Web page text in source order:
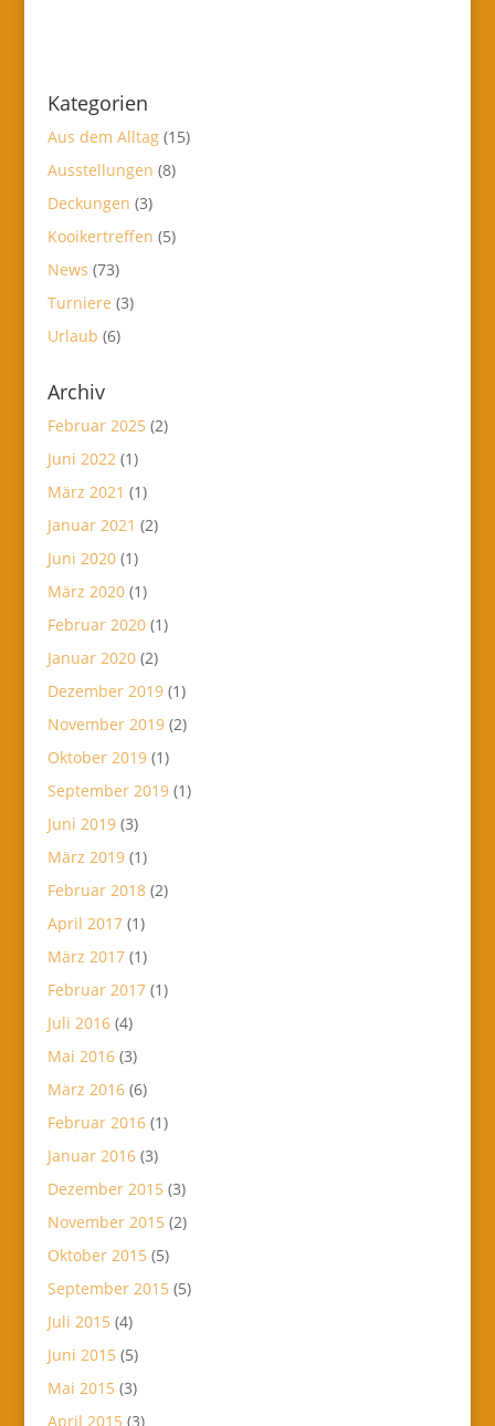
Kategorien
Aus dem Alltag(15)
Ausstellungen (8)
Deckungen (3)
Kooikertreffen (5)
News (73)
Turniere (3)
Urlaub (6)
Archiv
Februar 2025 (2)
Juni 2022(1)
März 2021 (1)
Januar 2021 (2)
Juni 2020(1)
März 2020(1)
Februar 2020(1)
Januar 2020(2)
Dezember 2019(1)
November 2019(2)
Oktober 2019(1)
September 2019(1)
Juni 2019(3)
März 2019(1)
Februar 2018(2)
April 2017(1)
März 2017(1)
Februar 2017(1)
Juli 2016(4)
Mai 2016(3)
März 2016(6)
Februar 2016(1)
Januar 2016(3)
Dezember 2015 (3)
November 2015 (2)
Oktober 2015 (5)
September 2015 (5)
Juli 2015 (4)
Juni 2015 (5)
Mai 2015 (3)
April 2015 (3)